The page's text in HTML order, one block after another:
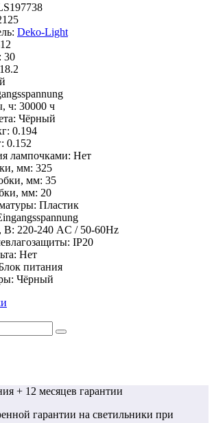
Deko-Light
30
18.2
ч: 30000 ч
Чёрный
0.194
0.152
лампочками: Нет
мм: 325
мм: 35
мм: 20
Пластик
В: 220-240 AC / 50-60Hz
IP20
Нет
питания
Чёрный
+ 12 месяцев гарантии
гарантии на светильники при